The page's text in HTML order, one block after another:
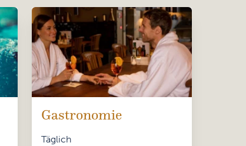
Gastronomie
Täglich